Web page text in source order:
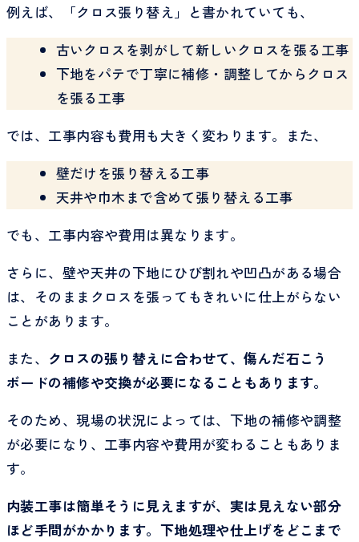
例えば、「クロス張り替え」と書かれていても、
古いクロスを剥がして新しいクロスを張る工事
下地をパテで丁寧に補修・調整してからクロス
を張る工事
では、工事内容も費用も大きく変わります。また、
壁だけを張り替える工事
天井や巾木まで含めて張り替える工事
でも、工事内容や費用は異なります。
さらに、壁や天井の下地にひび割れや凹凸がある場合
は、そのままクロスを張ってもきれいに仕上がらない
ことがあります。
また、 クロスの張り替えに合わせて、傷んだ石こう
ボードの補修や交換が必要になることもあります。
そのため、現場の状況によっては、下地の補修や調整
が必要になり、工事内容や費用が変わることもありま
す。
内装工事は簡単そうに見えますが、実は見えない部分
ほど手間がかかります。下地処理や仕上げをどこまで